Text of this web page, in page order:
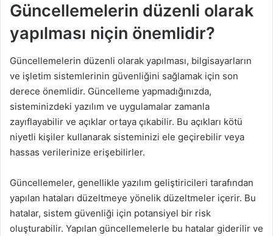
Güncellemelerin düzenli olarak
yapılması niçin önemlidir?
Güncellemelerin düzenli olarak yapılması, bilgisayarların
ve işletim sistemlerinin güvenliğini sağlamak için son
derece önemlidir. Güncelleme yapmadığınızda,
sisteminizdeki yazılım ve uygulamalar zamanla
zayıflayabilir ve açıklar ortaya çıkabilir. Bu açıkları kötü
niyetli kişiler kullanarak sisteminizi ele geçirebilir veya
hassas verilerinize erişebilirler.
Güncellemeler, genellikle yazılım geliştiricileri tarafından
yapılan hataları düzeltmeye yönelik düzeltmeler içerir. Bu
hatalar, sistem güvenliği için potansiyel bir risk
oluşturabilir. Yapılan güncellemelerle bu hatalar giderilir ve